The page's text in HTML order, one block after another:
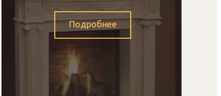
Подробнее